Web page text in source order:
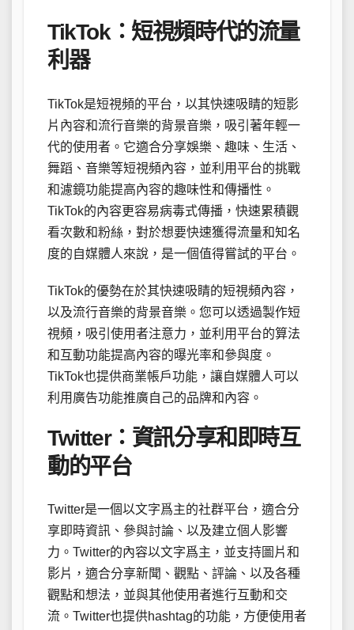
TikTok：短視頻時代的流量
利器
TikTok是短視頻的平台，以其快速吸睛的短影
片內容和流行音樂的背景音樂，吸引著年輕一
代的使用者。它適合分享娛樂、趣味、生活、
舞蹈、音樂等短視頻內容，並利用平台的挑戰
和濾鏡功能提高內容的趣味性和傳播性。
TikTok的內容更容易病毒式傳播，快速累積觀
看次數和粉絲，對於想要快速獲得流量和知名
度的自媒體人來說，是一個值得嘗試的平台。
TikTok的優勢在於其快速吸睛的短視頻內容，
以及流行音樂的背景音樂。您可以透過製作短
視頻，吸引使用者注意力，並利用平台的算法
和互動功能提高內容的曝光率和參與度。
TikTok也提供商業帳戶功能，讓自媒體人可以
利用廣告功能推廣自己的品牌和內容。
Twitter：資訊分享和即時互
動的平台
Twitter是一個以文字爲主的社群平台，適合分
享即時資訊、參與討論、以及建立個人影響
力。Twitter的內容以文字爲主，並支持圖片和
影片，適合分享新聞、觀點、評論、以及各種
觀點和想法，並與其他使用者進行互動和交
流。Twitter也提供hashtag的功能，方便使用者